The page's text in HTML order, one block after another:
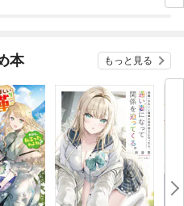
本 もっと見る